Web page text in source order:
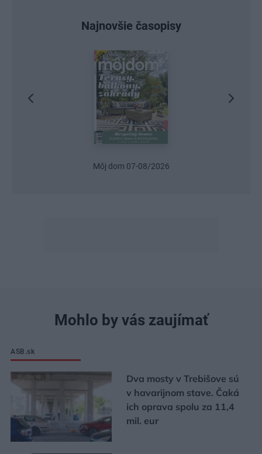
Najnovšie časopisy
Mohlo by vás zaujímať
ASB.sk
Dva mosty v Trebišove sú
v havarijnom stave. Čaká
ich oprava spolu za 11,4
mil. eur